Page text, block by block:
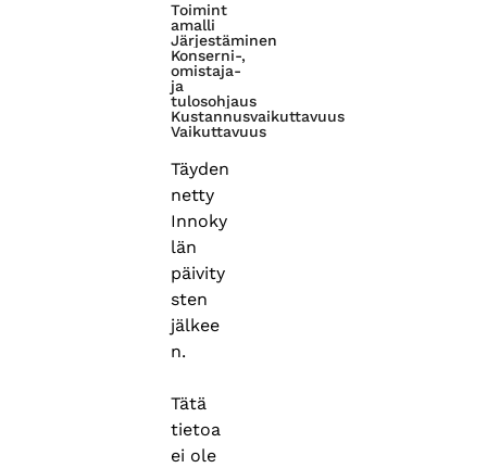
Toimint
amalli
Järjestäminen
Konserni-,
omistaja-
ja
tulosohjaus
Kustannusvaikuttavuus
Vaikuttavuus
Täyden
netty
Innoky
län
päivity
sten
jälkee
n.
Tätä
tietoa
ei ole